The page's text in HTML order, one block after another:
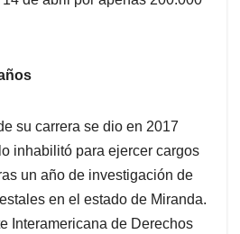
su carrera se dio en 2017
inhabilitó para ejercer cargos
un año de investigación de
en el estado de Miranda.
Interamericana de Derechos